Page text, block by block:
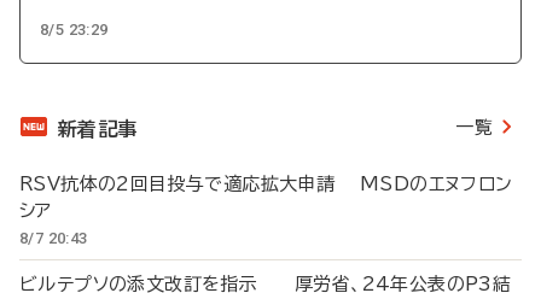
8/5 23:29
新着記事 一覧
RSV抗体の2回目投与で適応拡大申請 MSDのエヌフロン
シア
8/7 20:43
ビルテプソの添文改訂を指示 厚労省、24年公表のP3結